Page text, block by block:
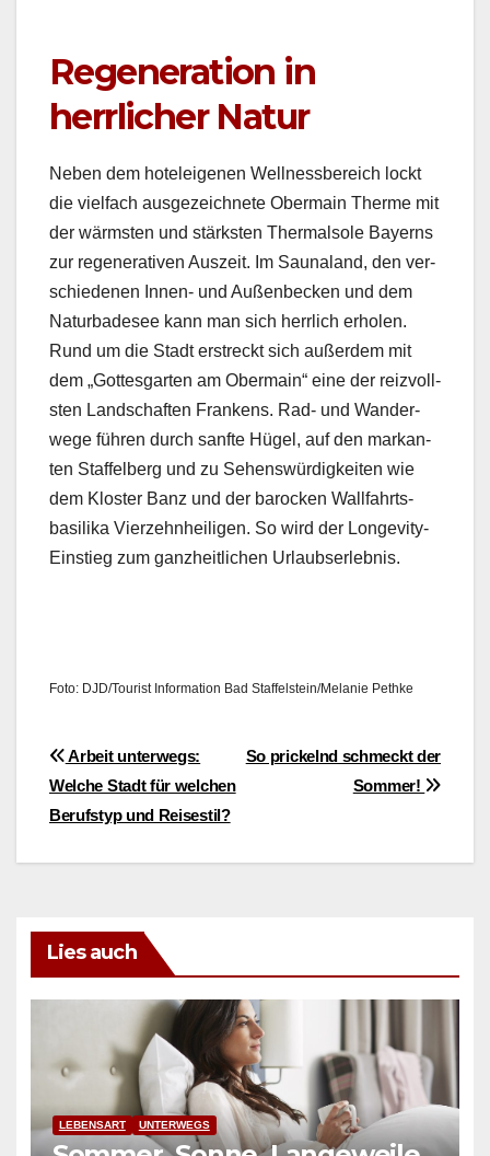
Regeneration in
herrlicher Natur
Neben dem hoteleige­nen Well­ness­bere­ich lockt
die vielfach aus­geze­ich­nete Ober­main Therme mit
der wärm­sten und stärk­sten Ther­mal­sole Bay­erns
zur regen­er­a­tiv­en Auszeit. Im Sauna­land, den ver­
schiede­nen Innen- und Außen­beck­en und dem
Natur­bade­see kann man sich her­rlich erholen.
Rund um die Stadt erstreckt sich außer­dem mit
dem „Gottes­garten am Ober­main“ eine der reizvoll­
sten Land­schaften Frankens. Rad- und Wan­der­
wege führen durch san­fte Hügel, auf den markan­
ten Staffel­berg und zu Sehenswürdigkeit­en wie
dem Kloster Banz und der barock­en Wall­fahrts­
basi­li­ka Vierzehn­heili­gen. So wird der Longevi­ty-
Ein­stieg zum ganzheitlichen Urlaub­ser­leb­nis.
Foto: DJD/Tourist Infor­ma­tion Bad Staffelstein/Melanie Pethke
Beitragsnavigation
So prickelnd schmeckt der
Sommer!
Arbeit unterwegs:
Welche Stadt für welchen
Berufstyp und Reisestil?
Lies auch
LEBENSART UNTERWEGS